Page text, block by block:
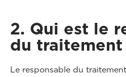
2. Qui est le
du traitement
Le responsable du